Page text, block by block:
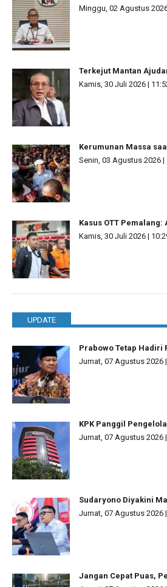
Minggu, 02 Agustus
Terkejut Mantan
Kamis, 30 Juli 2026 |
Kerumunan Massa
Senin, 03 Agustus 2026 |
Kasus OTT
Kamis, 30 Juli 2026 |
UPDATE
Prabowo Tetap Hadiri
Jumat, 07 Agustus 2026
KPK Panggil
Jumat, 07 Agustus 2026
Sudaryono Diyakini
Jumat, 07 Agustus 2026
Jangan Cepat Puas,